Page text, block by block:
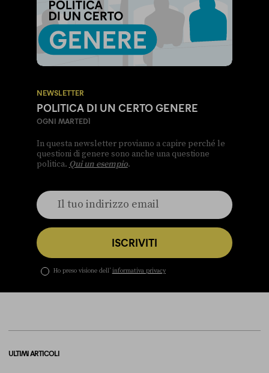
NEWSLETTER
POLITICA DI UN CERTO GENERE
OGNI MARTEDÌ
In questa newsletter proviamo a capire perché le
questioni di genere sono anche una questione
politica. Qui un esempio.
ISCRIVITI
Ho preso visione dell’ informativa privacy
ULTIMI ARTICOLI